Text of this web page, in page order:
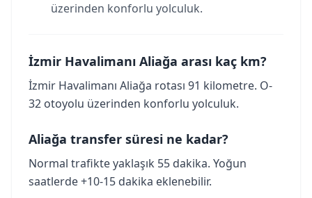
üzerinden konforlu yolculuk.
İzmir Havalimanı Aliağa arası kaç km?
İzmir Havalimanı Aliağa rotası 91 kilometre. O-
32 otoyolu üzerinden konforlu yolculuk.
Aliağa transfer süresi ne kadar?
Normal trafikte yaklaşık 55 dakika. Yoğun
saatlerde +10-15 dakika eklenebilir.